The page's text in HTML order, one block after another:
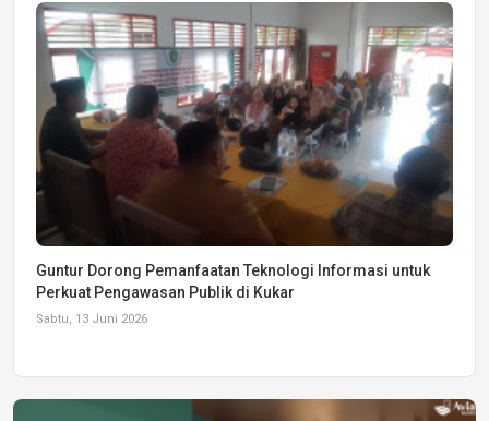
Guntur Dorong Pemanfaatan Teknologi Informasi untuk
Perkuat Pengawasan Publik di Kukar
Sabtu, 13 Juni 2026